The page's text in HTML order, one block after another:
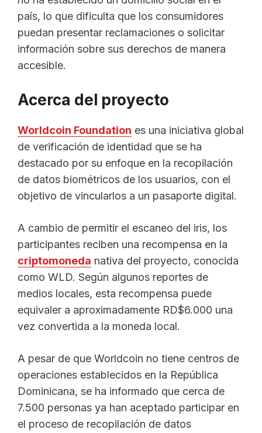
país, lo que dificulta que los consumidores
puedan presentar reclamaciones o solicitar
información sobre sus derechos de manera
accesible.
Acerca del proyecto
Worldcoin Foundation es una iniciativa global
de verificación de identidad que se ha
destacado por su enfoque en la recopilación
de datos biométricos de los usuarios, con el
objetivo de vincularlos a un pasaporte digital.
A cambio de permitir el escaneo del iris, los
participantes reciben una recompensa en la
criptomoneda nativa del proyecto, conocida
como WLD. Según algunos reportes de
medios locales, esta recompensa puede
equivaler a aproximadamente RD$6.000 una
vez convertida a la moneda local.
A pesar de que Worldcoin no tiene centros de
operaciones establecidos en la República
Dominicana, se ha informado que cerca de
7.500 personas ya han aceptado participar en
el proceso de recopilación de datos